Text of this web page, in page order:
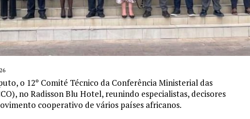
o 12º Comité Técnico da Conferência Ministerial das
no Radisson Blu Hotel, reunindo especialistas, decisores
cooperativo de vários países africanos.